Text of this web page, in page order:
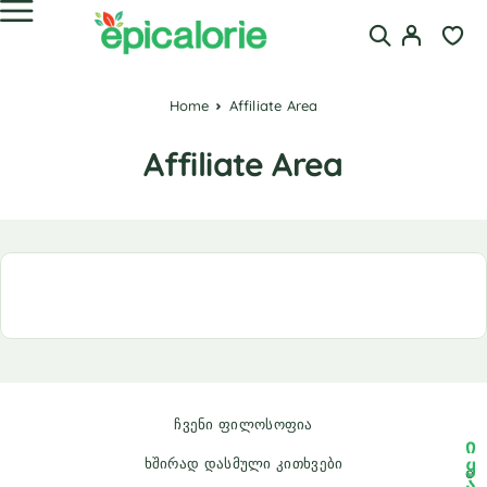
Home Affiliate Area
Affiliate Area
ჩვენი ფილოსოფია
ხშირად დასმული კითხვები
e
ი
ყ